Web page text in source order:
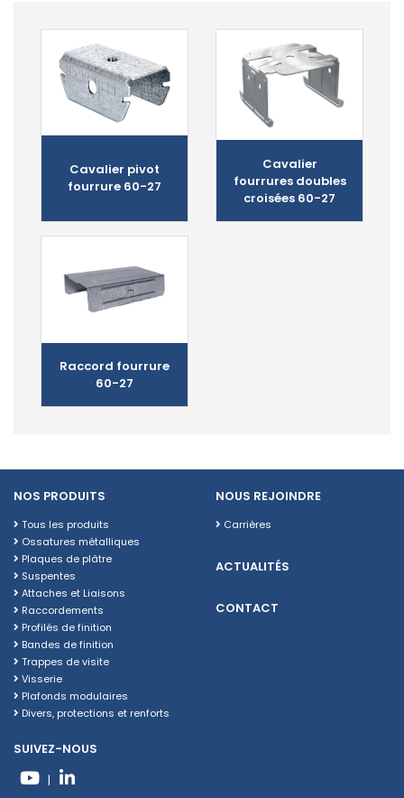
Cavalier pivot
fourrure 60-27
Cavalier
fourrures doubles
croisées 60-27
Raccord fourrure
60-27
NOS PRODUITS
Tous les produits
Ossatures métalliques
Plaques de plâtre
Suspentes
Attaches et Liaisons
Raccordements
Profilés de finition
Bandes de finition
Trappes de visite
Visserie
Plafonds modulaires
Divers, protections et renforts
NOUS REJOINDRE
Carrières
ACTUALITÉS
CONTACT
SUIVEZ-NOUS
|